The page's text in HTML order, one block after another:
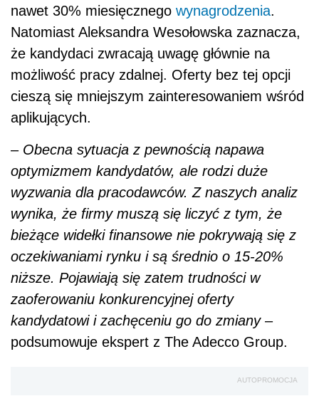
nawet 30% miesięcznego wynagrodzenia.
Natomiast Aleksandra Wesołowska zaznacza,
że kandydaci zwracają uwagę głównie na
możliwość pracy zdalnej. Oferty bez tej opcji
cieszą się mniejszym zainteresowaniem wśród
aplikujących.
– Obecna sytuacja z pewnością napawa
optymizmem kandydatów, ale rodzi duże
wyzwania dla pracodawców. Z naszych analiz
wynika, że firmy muszą się liczyć z tym, że
bieżące widełki finansowe nie pokrywają się z
oczekiwaniami rynku i są średnio o 15-20%
niższe. Pojawiają się zatem trudności w
zaoferowaniu konkurencyjnej oferty
kandydatowi i zachęceniu go do zmiany –
podsumowuje ekspert z The Adecco Group.
AUTOPROMOCJA